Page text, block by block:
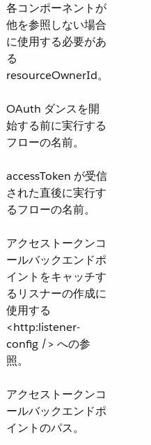
各コンポーネントが
他を参照しない場合
に使用する必要があ
る
resourceOwnerId。
OAuth ダンスを開
始する前に実行する
フローの名前。
accessToken が受信
された直後に実行す
るフローの名前。
アクセストークンコ
ールバックエンドポ
イントをキャッチす
るリスナーの作成に
使用する
<http:listener-
config /> への参
照。
アクセストークンコ
ールバックエンドポ
イントのパス。